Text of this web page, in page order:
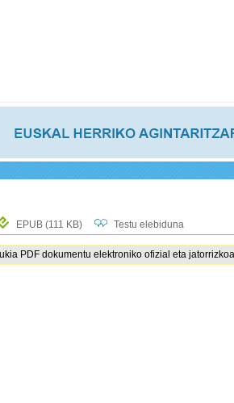
EPUB (111 KB) Testu elebiduna
PDF dokumentu elektroniko ofizial eta